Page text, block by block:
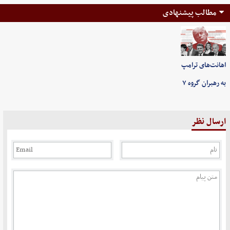
مطالب پیشنهادی
اهانت‌های ترامپ
به رهبران گروه ۷
ارسال نظر